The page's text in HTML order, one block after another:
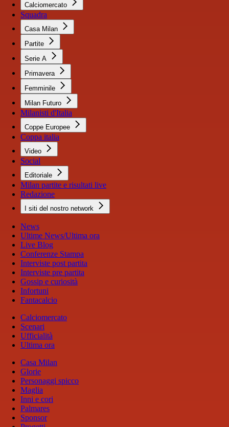
Calciomercato
Squadra
Casa Milan
Partite
Serie A
Primavera
Femminile
Milan Futuro
Milanisti d'Italia
Coppe Europee
Coppa italia
Video
Social
Editoriale
Milan partite e risultati live
Redazione
I siti del nostro network
News
Ultime News/Ultima ora
Live Blog
Conferenze Stampa
Interviste post partita
Interviste pre partita
Gossip e curiosità
Infortuni
Fantacalcio
Calciomercato
Scenari
Ufficialità
Ultima ora
Casa Milan
Glorie
Personaggi spicco
Maglia
Inni e cori
Palmares
Sponsor